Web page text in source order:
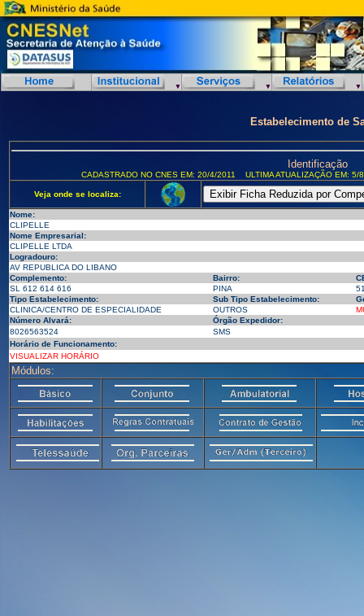
Estabelecimento de
Identificação
CADASTRADO NO CNES EM: 20/4/2011 ULTIMA ATUALIZAÇÃO EM:
Veja onde se localiza:
Nome:
CLIPELLE
Nome Empresarial:
CLIPELLE LTDA
Logradouro:
AV REPUBLICA DO LIBANO
Complemento:
Bairro:
SL 612 614 616
PINA
Tipo Estabelecimento:
Sub Tipo Estabelecimento:
CLINICA/CENTRO DE ESPECIALIDADE
OUTROS
Número Alvará:
Órgão Expedidor:
8026563524
SMS
Horário de Funcionamento:
VISUALIZAR HORÁRIO
Módulos: